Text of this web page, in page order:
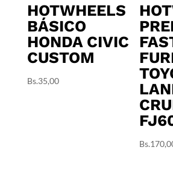
HOTWHEELS
BÁSICO
HONDA CIVIC
CUSTOM
Bs.35,00
Bs.